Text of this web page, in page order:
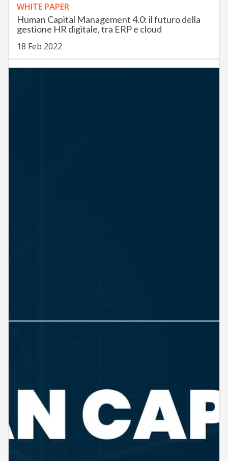
WHITE PAPER
Human Capital Management 4.0: il futuro della
gestione HR digitale, tra ERP e cloud
18 Feb 2022